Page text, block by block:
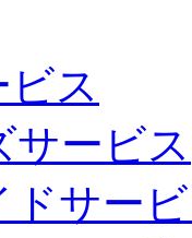
ス
サービス
ドサー